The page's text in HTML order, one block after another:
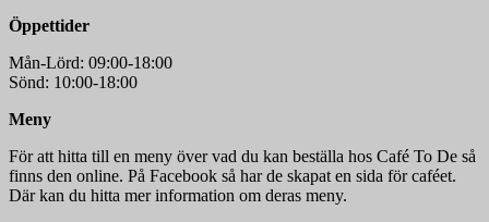
Öppettider
Mån-Lörd: 09:00-18:00
Sönd: 10:00-18:00
Meny
För att hitta till en meny över vad du kan beställa hos Café To De så
finns den online. På Facebook så har de skapat en sida för caféet.
Där kan du hitta mer information om deras meny.